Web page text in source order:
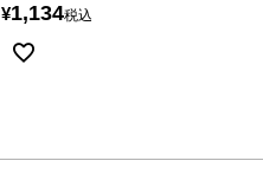
¥1,134税込